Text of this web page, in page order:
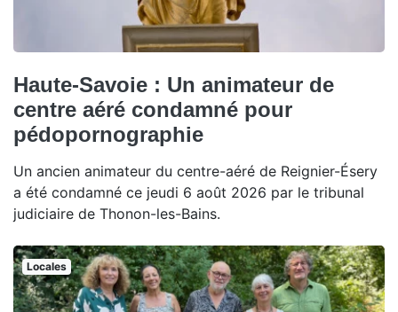
Haute-Savoie : Un animateur de
centre aéré condamné pour
pédopornographie
Un ancien animateur du centre-aéré de Reignier-Ésery
a été condamné ce jeudi 6 août 2026 par le tribunal
judiciaire de Thonon-les-Bains.
Locales